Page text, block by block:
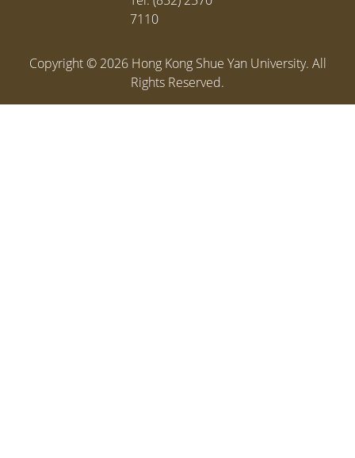
7110
Copyright © 2026Hong Kong Shue Yan University. All
Rights Reserved.